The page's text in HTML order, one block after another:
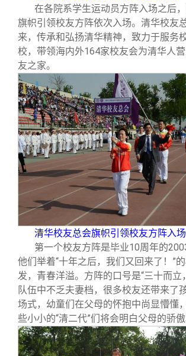
在各院系学生运动员方阵入场之后
旗帜引领校友方阵依次入场。清华校友
来，传承和弘扬清华精神，致力于服务
校，带领海内外164家校友会为清华人
友之家。
清华校友总会旗帜引领校友方阵入场
第一个校友方阵是毕业10周年的
他们举着“十年之后，我们又回来了！”
发，青春洋溢。方阵的口号是“三十而立
队伍中不乏夫妻档，很多校友还带来了
场式，幼童们在父母的怀抱中尚显懵懂
些小小的“清二代”们将会明白父母的骄傲